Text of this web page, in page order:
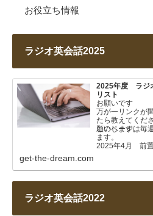
お役立ち情報
ラジオ英会話2025
2025年度 ラジ
リスト
お願いです
万が一リンクが
たら教えてくだ
願いします。
このページは毎
ます。
2025年4月 前
Lesson 001 前
get-the-dream.com
ラジオ英会話2022